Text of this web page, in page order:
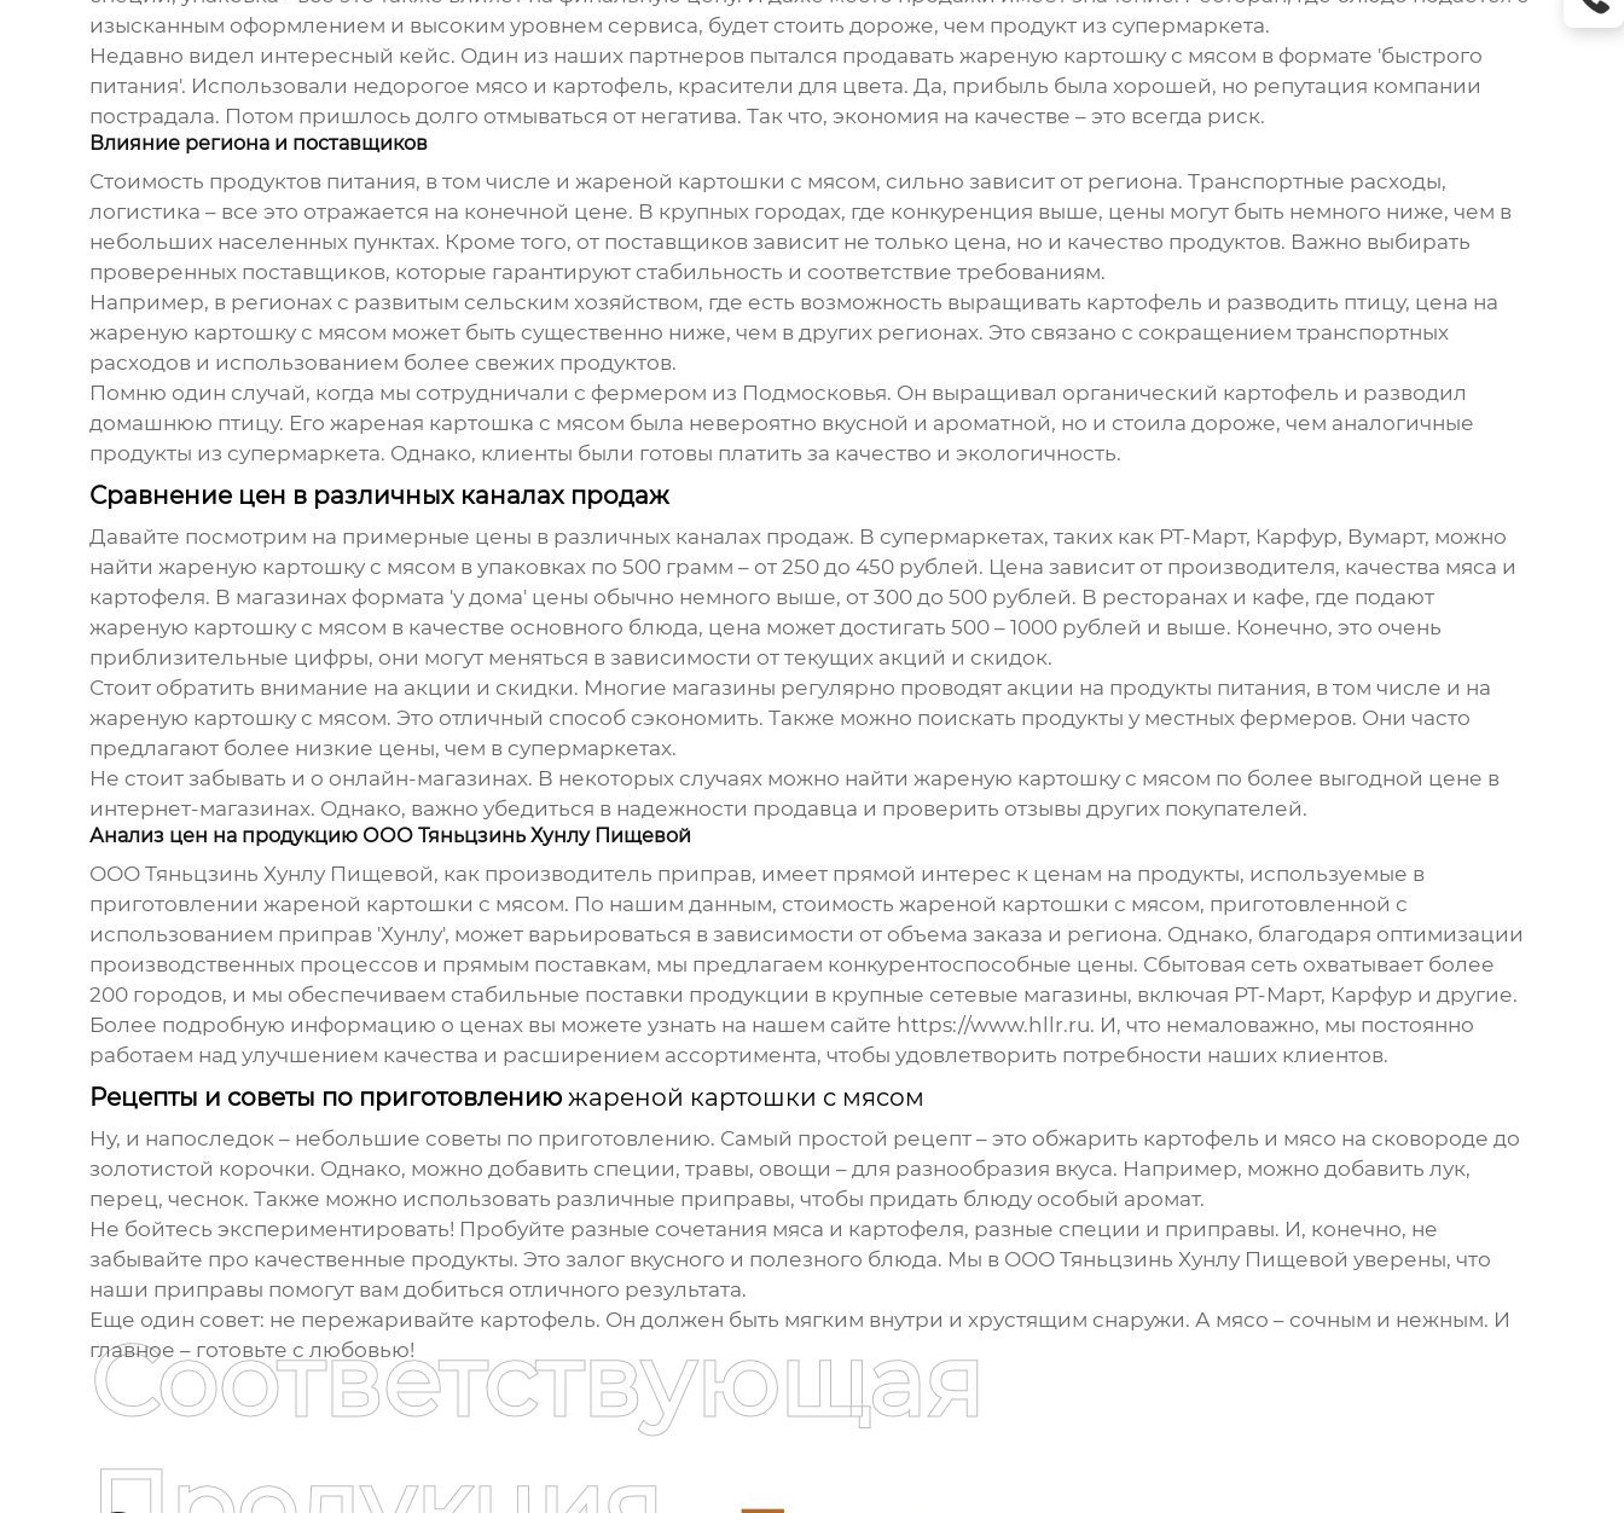
изысканным оформлением и высоким уровнем сервиса, будет стоить дороже, чем продукт из супермаркета.
Недавно видел интересный кейс. Один из наших партнеров пытался продавать жареную картошку с мясом в формате 'быстрого
питания'. Использовали недорогое мясо и картофель, красители для цвета. Да, прибыль была хорошей, но репутация компании
пострадала. Потом пришлось долго отмываться от негатива. Так что, экономия на качестве – это всегда риск.
Влияние региона и поставщиков
Стоимость продуктов питания, в том числе и жареной картошки с мясом, сильно зависит от региона. Транспортные расходы,
логистика – все это отражается на конечной цене. В крупных городах, где конкуренция выше, цены могут быть немного ниже, чем в
небольших населенных пунктах. Кроме того, от поставщиков зависит не только цена, но и качество продуктов. Важно выбирать
проверенных поставщиков, которые гарантируют стабильность и соответствие требованиям.
Например, в регионах с развитым сельским хозяйством, где есть возможность выращивать картофель и разводить птицу, цена на
жареную картошку с мясом может быть существенно ниже, чем в других регионах. Это связано с сокращением транспортных
расходов и использованием более свежих продуктов.
Помню один случай, когда мы сотрудничали с фермером из Подмосковья. Он выращивал органический картофель и разводил
домашнюю птицу. Его жареная картошка с мясом была невероятно вкусной и ароматной, но и стоила дороже, чем аналогичные
продукты из супермаркета. Однако, клиенты были готовы платить за качество и экологичность.
Сравнение цен в различных каналах продаж
Давайте посмотрим на примерные цены в различных каналах продаж. В супермаркетах, таких как РТ-Март, Карфур, Вумарт, можно
найти жареную картошку с мясом в упаковках по 500 грамм – от 250 до 450 рублей. Цена зависит от производителя, качества мяса и
картофеля. В магазинах формата 'у дома' цены обычно немного выше, от 300 до 500 рублей. В ресторанах и кафе, где подают
жареную картошку с мясом в качестве основного блюда, цена может достигать 500 – 1000 рублей и выше. Конечно, это очень
приблизительные цифры, они могут меняться в зависимости от текущих акций и скидок.
Стоит обратить внимание на акции и скидки. Многие магазины регулярно проводят акции на продукты питания, в том числе и на
жареную картошку с мясом. Это отличный способ сэкономить. Также можно поискать продукты у местных фермеров. Они часто
предлагают более низкие цены, чем в супермаркетах.
Не стоит забывать и о онлайн-магазинах. В некоторых случаях можно найти жареную картошку с мясом по более выгодной цене в
интернет-магазинах. Однако, важно убедиться в надежности продавца и проверить отзывы других покупателей.
Анализ цен на продукцию ООО Тяньцзинь Хунлу Пищевой
ООО Тяньцзинь Хунлу Пищевой, как производитель приправ, имеет прямой интерес к ценам на продукты, используемые в
приготовлении жареной картошки с мясом. По нашим данным, стоимость жареной картошки с мясом, приготовленной с
использованием приправ 'Хунлу', может варьироваться в зависимости от объема заказа и региона. Однако, благодаря оптимизации
производственных процессов и прямым поставкам, мы предлагаем конкурентоспособные цены. Сбытовая сеть охватывает более
200 городов, и мы обеспечиваем стабильные поставки продукции в крупные сетевые магазины, включая РТ-Март, Карфур и другие.
Более подробную информацию о ценах вы можете узнать на нашем сайте https://www.hllr.ru. И, что немаловажно, мы постоянно
работаем над улучшением качества и расширением ассортимента, чтобы удовлетворить потребности наших клиентов.
Рецепты и советы по приготовлению жареной картошки с мясом
Ну, и напоследок – небольшие советы по приготовлению. Самый простой рецепт – это обжарить картофель и мясо на сковороде до
золотистой корочки. Однако, можно добавить специи, травы, овощи – для разнообразия вкуса. Например, можно добавить лук,
перец, чеснок. Также можно использовать различные приправы, чтобы придать блюду особый аромат.
Не бойтесь экспериментировать! Пробуйте разные сочетания мяса и картофеля, разные специи и приправы. И, конечно, не
забывайте про качественные продукты. Это залог вкусного и полезного блюда. Мы в ООО Тяньцзинь Хунлу Пищевой уверены, что
наши приправы помогут вам добиться отличного результата.
Еще один совет: не пережаривайте картофель. Он должен быть мягким внутри и хрустящим снаружи. А мясо – сочным и нежным. И
главное – готовьте с любовью!
Соответствующая